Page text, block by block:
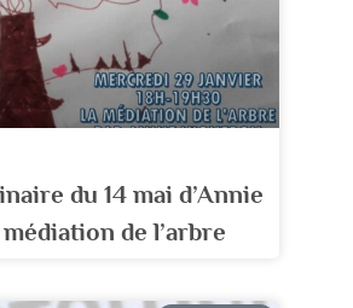
du 14 mai d’Annie
de l’arbre